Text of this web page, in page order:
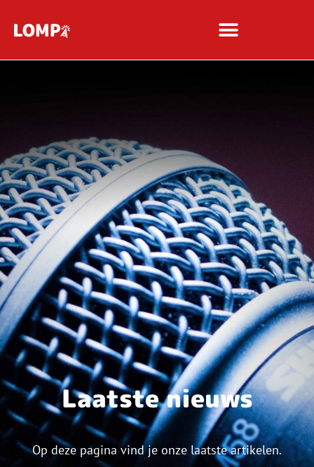
Laatste nieuws
Op deze pagina vind je onze laatste artikelen.